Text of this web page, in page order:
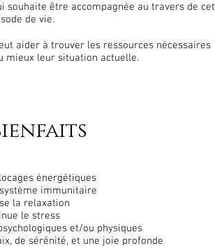
souhaite être accompagnée au travers de cet
de vie.
aider à trouver les ressources nécessaires
mieux leur situation actuelle.
énergétiques
immunitaire
la relaxation
le stress
et/ou physiques
de sérénité, et une joie profonde